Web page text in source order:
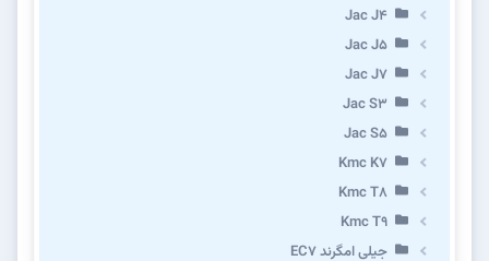
Jac J4
Jac J5
Jac J7
Jac S3
Jac S5
Kmc K7
Kmc T8
Kmc T9
جیلی امگرند EC7